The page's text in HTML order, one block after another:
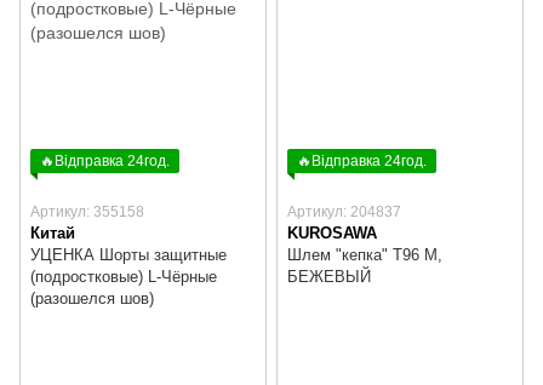
🔥Відправка 24год.
Артикул: 355158
Китай
УЦЕНКА Шорты защитные
(подростковые) L-Чёрные
(разошелся шов)
🔥Відправка 24год.
Артикул: 204837
KUROSAWA
Шлем "кепка" T96 M,
БЕЖЕВЫЙ